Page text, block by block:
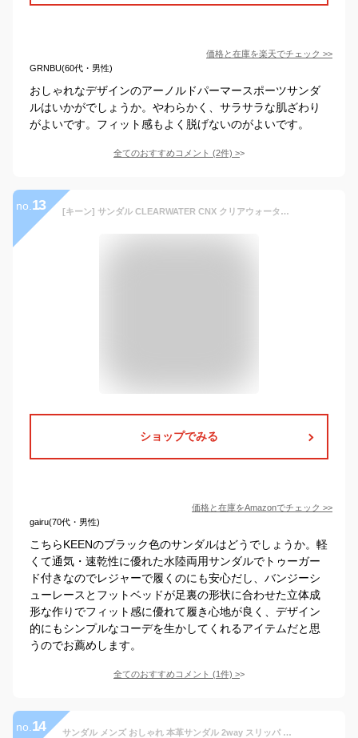
価格と在庫を楽天でチェック >>
GRNBU(60代・男性)
おしゃれなデザインのアーノルドパーマースポーツサンダ
ルはいかがでしょうか。やわらかく、サラサラな肌ざわり
がよいです。フィット感もよく脱げないのがよいです。
全てのおすすめコメント (2件) >
no. 13 [キーン] サンダル CLEARWATER CNX クリアウォーター シーエヌエックス メンズ TRIPLE BLACK 27.5 cm
ショップでみる
価格と在庫をAmazonでチェック >>
gairu(70代・男性)
こちらKEENのブラック色のサンダルはどうでしょうか。軽
くて通気・速乾性に優れた水陸両用サンダルでトゥーガー
ド付きなのでレジャーで履くのにも安心だし、バンジーシ
ューレースとフットベッドが足裏の形状に合わせた立体成
形な作りでフィット感に優れて履き心地が良く、デザイン
的にもシンプルなコーデを生かしてくれるアイテムだと思
うのでお薦めします。
全てのおすすめコメント (1件) >
no. 14 サンダル メンズ おしゃれ 本革サンダル 2way スリッパ 滑り止め 大きいサイズ 24.5-28.5cm スポーツサンダル 幅広 3E 牛革 紳士靴 夏 歩きやすい 柔らかい 通気性 海 釣り 衝撃吸収 ビーチサンダル つま先保護 ドライビングサンダル